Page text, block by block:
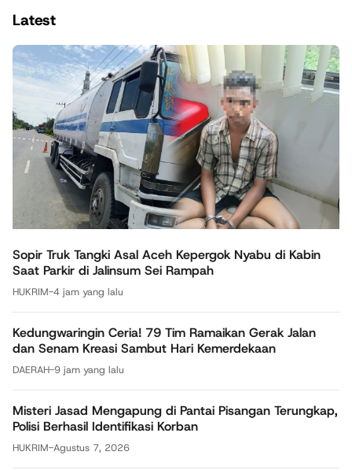
Latest
Sopir Truk Tangki Asal Aceh Kepergok Nyabu di Kabin
Saat Parkir di Jalinsum Sei Rampah
HUKRIM-4 jam yang lalu
Kedungwaringin Ceria! 79 Tim Ramaikan Gerak Jalan
dan Senam Kreasi Sambut Hari Kemerdekaan
DAERAH-9 jam yang lalu
Misteri Jasad Mengapung di Pantai Pisangan Terungkap,
Polisi Berhasil Identifikasi Korban
HUKRIM-Agustus 7, 2026